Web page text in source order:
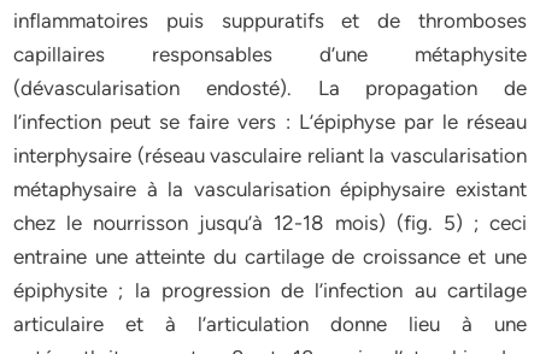
inflammatoires puis suppuratifs et de thromboses
capillaires responsables d’une métaphysite
(dévascularisation endosté). La propagation de
l’infection peut se faire vers : L’épiphyse par le réseau
interphysaire (réseau vasculaire reliant la vascularisation
métaphysaire à la vascularisation épiphysaire existant
chez le nourrisson jusqu’à 12-18 mois) (fig. 5) ; ceci
entraine une atteinte du cartilage de croissance et une
épiphysite ; la progression de l’infection au cartilage
articulaire et à l’articulation donne lieu à une